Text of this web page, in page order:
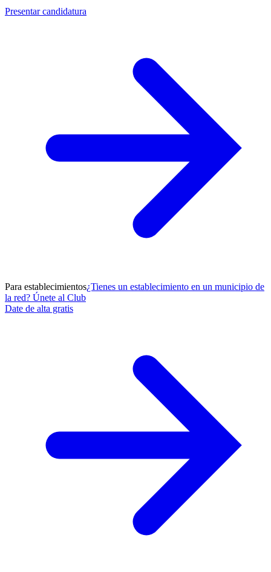
Presentar candidatura
Para establecimientos¿Tienes un establecimiento en un municipio de
la red? Únete al Club
Date de alta gratis